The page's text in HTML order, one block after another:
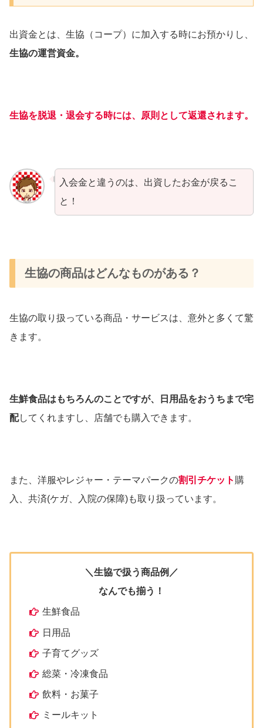
出資金とは、生協（コープ）に加入する時にお預かりし、
生協の運営資金。
生協を脱退・退会する時には、原則として返還されます。
入会金と違うのは、出資したお金が戻るこ
と！
生協の商品はどんなものがある？
生協の取り扱っている商品・サービスは、意外と多くて驚
きます。
生鮮食品はもちろんのことですが、日用品をおうちまで宅
配してくれますし、店舗でも購入できます。
また、洋服やレジャー・テーマパークの割引チケット 購
入、共済(ケガ、入院の保障)も取り扱っています。
＼生協で扱う商品例／
なんでも揃う！
生鮮食品
日用品
子育てグッズ
総菜・冷凍食品
飲料・お菓子
ミールキット